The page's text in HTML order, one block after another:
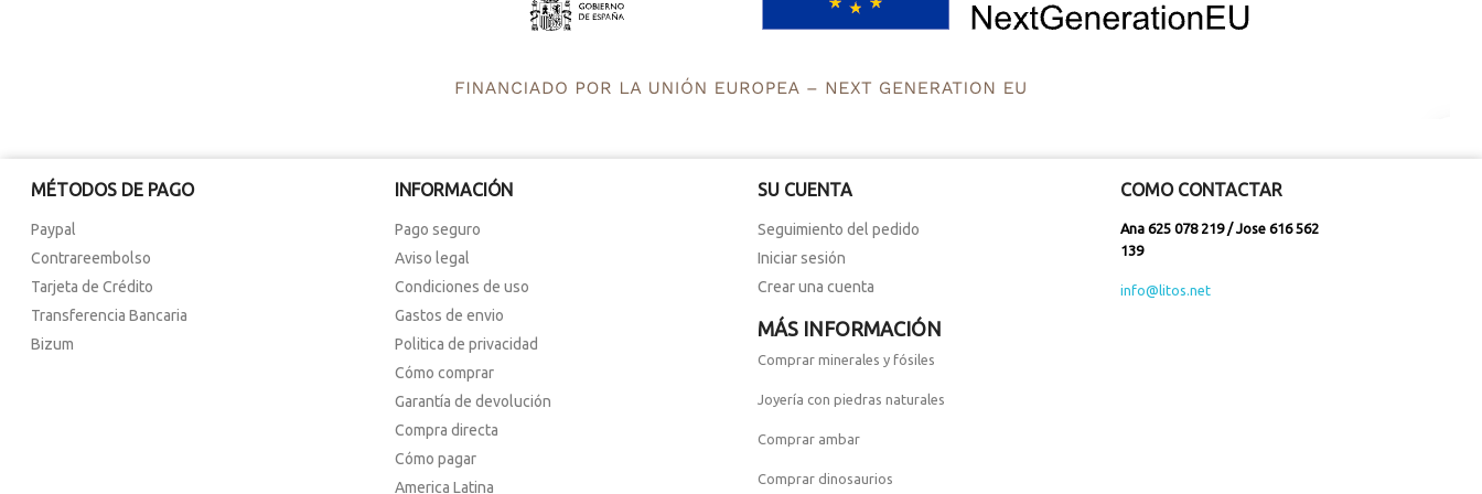
MÉTODOS DE PAGO
Paypal
Contrareembolso
Tarjeta de Crédito
Transferencia Bancaria
Bizum
INFORMACIÓN
Pago seguro
Aviso legal
Condiciones de uso
Gastos de envio
Politica de privacidad
Cómo comprar
Garantía de devolución
Compra directa
Cómo pagar
America Latina
SU CUENTA
Seguimiento del pedido
Iniciar sesión
Crear una cuenta
COMO CONTACTAR
Ana 625 078 219 / Jose 616 562
139
info@litos.net
MÁS INFORMACIÓN
Comprar minerales y fósiles
Joyería con piedras naturales
Comprar ambar
Comprar dinosaurios